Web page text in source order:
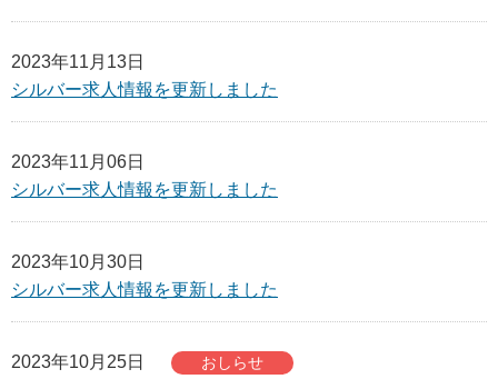
2023年11月13日
シルバー求人情報を更新しました
2023年11月06日
シルバー求人情報を更新しました
2023年10月30日
シルバー求人情報を更新しました
2023年10月25日 おしらせ